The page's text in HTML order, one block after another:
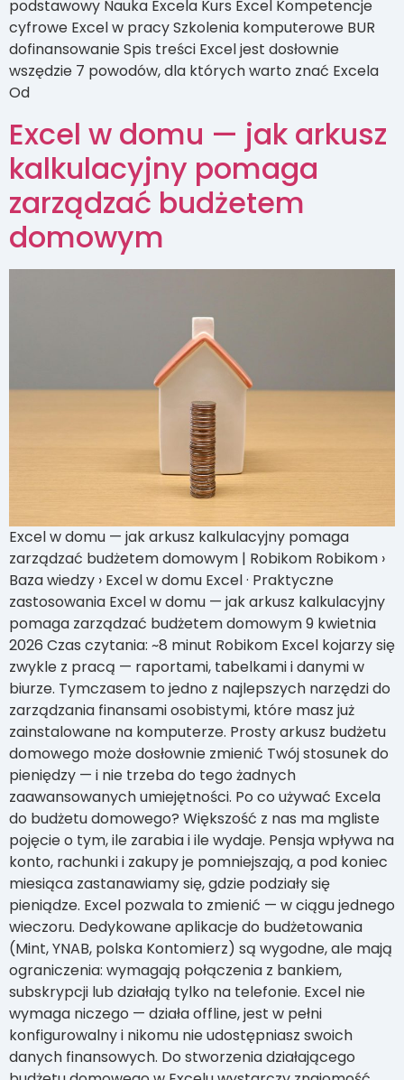
podstawowy Nauka Excela Kurs Excel Kompetencje
cyfrowe Excel w pracy Szkolenia komputerowe BUR
dofinansowanie Spis treści Excel jest dosłownie
wszędzie 7 powodów, dla których warto znać Excela
Od
Excel w domu — jak arkusz
kalkulacyjny pomaga
zarządzać budżetem
domowym
Excel w domu — jak arkusz kalkulacyjny pomaga
zarządzać budżetem domowym | Robikom Robikom ›
Baza wiedzy › Excel w domu Excel · Praktyczne
zastosowania Excel w domu — jak arkusz kalkulacyjny
pomaga zarządzać budżetem domowym 9 kwietnia
2026 Czas czytania: ~8 minut Robikom Excel kojarzy się
zwykle z pracą — raportami, tabelkami i danymi w
biurze. Tymczasem to jedno z najlepszych narzędzi do
zarządzania finansami osobistymi, które masz już
zainstalowane na komputerze. Prosty arkusz budżetu
domowego może dosłownie zmienić Twój stosunek do
pieniędzy — i nie trzeba do tego żadnych
zaawansowanych umiejętności. Po co używać Excela
do budżetu domowego? Większość z nas ma mgliste
pojęcie o tym, ile zarabia i ile wydaje. Pensja wpływa na
konto, rachunki i zakupy je pomniejszają, a pod koniec
miesiąca zastanawiamy się, gdzie podziały się
pieniądze. Excel pozwala to zmienić — w ciągu jednego
wieczoru. Dedykowane aplikacje do budżetowania
(Mint, YNAB, polska Kontomierz) są wygodne, ale mają
ograniczenia: wymagają połączenia z bankiem,
subskrypcji lub działają tylko na telefonie. Excel nie
wymaga niczego — działa offline, jest w pełni
konfigurowalny i nikomu nie udostępniasz swoich
danych finansowych. Do stworzenia działającego